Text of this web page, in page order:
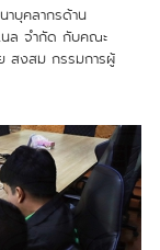
บุคลากรด้าน
นล จำกัด กับคณะ
สงสม กรรมการผู้